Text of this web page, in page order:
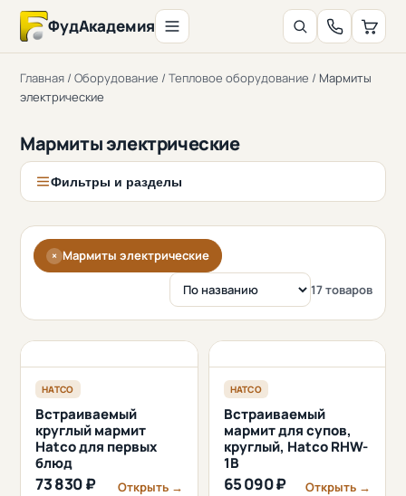
ФудАкадемия
Главная / Оборудование / Тепловое оборудование / Мармиты
электрические
Мармиты электрические
Фильтры и разделы
× Мармиты электрические
17 товаров
HATCO
Встраиваемый
круглый мармит
Hatco для первых
блюд
73 830 ₽ Открыть →
HATCO
Встраиваемый
мармит для супов,
круглый, Hatco RHW-
1B
65 090 ₽ Открыть →